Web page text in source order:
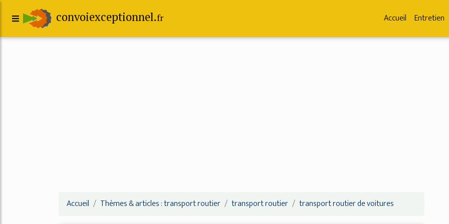
convoiexceptionnel.fr Accueil Entretien
Accueil Thèmes & articles : transport routier transport routier transport routier de voitures